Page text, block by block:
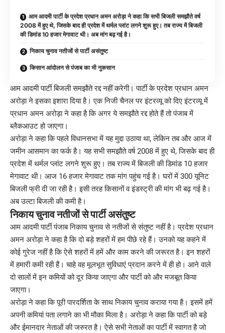
आम आदमी पार्टी के प्रदेश प्रधान अमन अरोड़ा ने कहा कि सभी बिजली समझौते वर्ष
2008 में हुए थे, जिसके बाद ही प्रदेश में थर्मल प्लांट लगने शुरू हुए। तब राज्य में बिजली
की डिमांड 10 हजार मेगावाट थी। अब मांग बढ़ गई है।
निकाय चुनाव नतीजों से पार्टी असंतुष्ट
किसान आंदोलन से पंजाब का भी नुकसान
आम आदमी पार्टी बिजली समझाैते रद्द नहीं करेगी। पार्टी के प्रदेश प्रधान अमन
अरोड़ा ने इसका इशारा दिया है। एक निजी चैनल पर इंटरव्यू को दिए इंटरव्यू में
प्रधान अमन अरोड़ा ने कहा है कि अगर ये समझौते रद्द होते हैं तो पंजाब में
ब्लैकआउट हो जाएगा।
अरोड़ा ने कहा कि पहले विधानसभा में यह मुद्दा उठाया था, लेकिन तब और आज में
जमीन आसमान का फर्क है। यह सभी समझौते वर्ष 2008 में हुए थे, जिसके बाद ही
प्रदेश में थर्मल प्लांट लगने शुरू हुए। तब राज्य में बिजली की डिमांड 10 हजार
मेगावाट थी। आज 16 हजार मेगावाट तक मांग पहुंच गई है। घरों में 300 यूनिट
बिजली फ्री दी जा रही है। इसी तरह किसानों व इंडस्ट्री की मांग भी बढ़ गई है।
अब उल्टा बिजली की कमी है।
निकाय चुनाव नतीजों से पार्टी असंतुष्ट
आम आदमी पार्टी पंजाब निकाय चुनाव से नतीजों से संतुष्ट नहीं है। प्रदेश प्रधान
अमन अरोड़ा ने कहा है कि दो बड़े शहरों में हम पीछे रहे हैं। उनको यह कहने में
कोई गुरेज नहीं है कि ऐसे शहरों में हमें और काम करने की जरूरत है। इन शहरों
में हमारी कमी रही हैं। चाहे वह मूलभूत सुविधाएं प्रदान करने में ही हो। आने वाले
दो सालों में इन कमियों को दूर किया जाएगा और पार्टी को और मजबूत किया
जाएगा।
अरोड़ा ने कहा कि पूरी पारदर्शिता के साथ निकाय चुनाव कराया गया है। इसमें हमें
अपनी कमियां पता लगाने का भी मौका मिला है। अरोड़ा ने कहा कि पार्टी को बड़े
और ईमानदार नेताओं की जरुरत है। ऐसे सभी नेताओं का पार्टी में स्वागत है जो